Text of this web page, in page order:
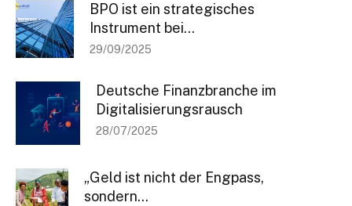
Bleiben Sie informiert
Einmal pro Woche informieren wir Sie über die neusten & wichtigsten
Artikel auf BANKINGCLUB.de und über aktuelle Events. Für die
Anmeldung reicht Ihre Mailadresse und natürlich können Sie sich von
diesem Verteiler jederzeit abmelden.
[sibwp_form id=1]
BPO ist ein strategisches
Instrument bei...
29/09/2025
Deutsche Finanzbranche im
Digitalisierungsrausch
28/07/2025
„Geld ist nicht der Engpass,
sondern...